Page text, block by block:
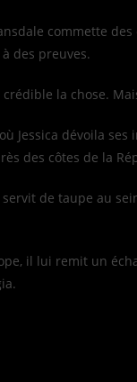
commette
des preuves.
la chose.
Jessica dévoila
des côtes de la
de taupe au
il lui remit un